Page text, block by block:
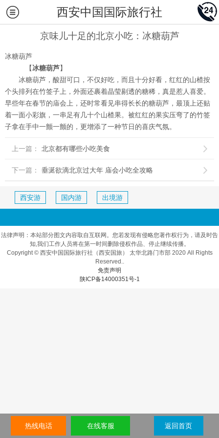
西安中国国际旅行社
京味儿十足的北京小吃：冰糖葫芦
冰糖葫芦
【冰糖葫芦】
冰糖葫芦，酸甜可口，不仅好吃，而且十分好看，红红的山楂按
个头排列在竹签子上，外面还裹着晶莹剔透的糖稀，真是惹人喜爱。
早些年在春节的庙会上，还时常看见串得长长的糖葫芦，最顶上还贴
着一面小彩旗，一串足有几十个山楂果。被红红的果实压弯了的竹签
子拿在手中一颤一颤的，更增添了一种节日的喜庆气氛。
上一篇： 北京都有哪些小吃美食 
下一篇： 垂涎欲滴北京过大年 庙会小吃全攻略 
西安游 国内游 出境游
法律声明：本站部分图文内容取自互联网。您若发现有侵略您著作权行为，请及时告
知,我们工作人员将在第一时间删除侵权作品、停止继续传播。
Copyright © 西安中国国际旅行社（西安国旅） 太华北路门市部 2020 All Rights
Reserved..
免责声明
陕ICP备14000351号-1
热线电话 在线客服 返回首页